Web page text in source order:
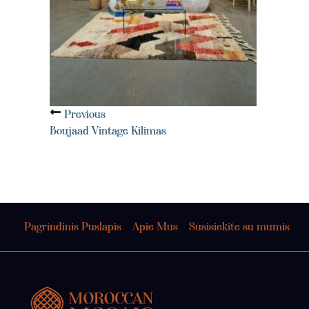
Previous
Boujaad Vintage Kilimas
Pagrindinis Puslapis Apie Mus Susisiekite su mumis